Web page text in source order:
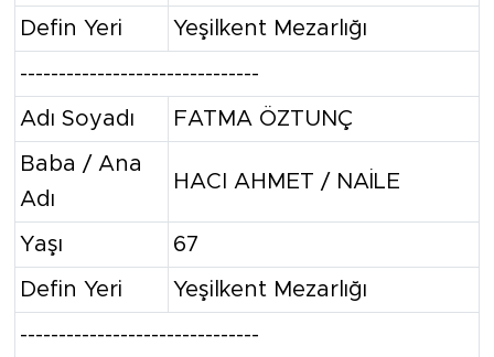
Defin Yeri Yeşilkent Mezarlığı
-------------------------------
Adı Soyadı FATMA ÖZTUNÇ
Baba / Ana
Adı
HACI AHMET / NAİLE
Yaşı 67
Defin Yeri Yeşilkent Mezarlığı
-------------------------------